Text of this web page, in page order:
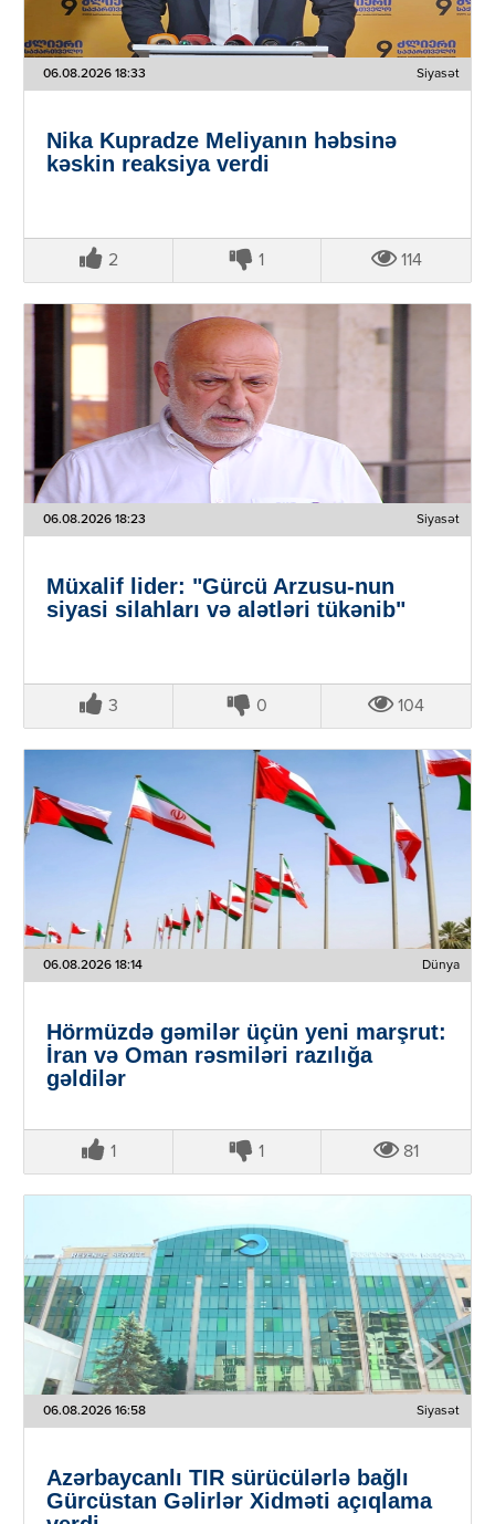
06.08.2026 18:33 Siyasət
Nika Kupradze Meliyanın həbsinə
kəskin reaksiya verdi
2 1 114
06.08.2026 18:23 Siyasət
Müxalif lider: "Gürcü Arzusu-nun
siyasi silahları və alətləri tükənib"
3 0 104
06.08.2026 18:14 Dünya
Hörmüzdə gəmilər üçün yeni marşrut:
İran və Oman rəsmiləri razılığa
gəldilər
1 1 81
06.08.2026 16:58 Siyasət
Azərbaycanlı TIR sürücülərlə bağlı
Gürcüstan Gəlirlər Xidməti açıqlama